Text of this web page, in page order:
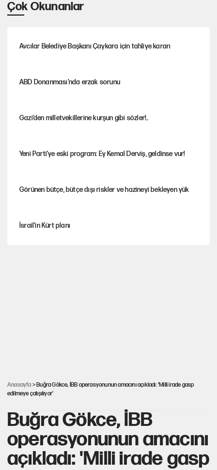
Çok Okunanlar
Avcılar Belediye Başkanı Çaykara için tahliye kararı
ABD Donanması’nda erzak sorunu
Gazi’den milletvekillerine kurşun gibi sözler!..
Yeni Parti'ye eski program: Ey Kemal Derviş, geldinse vur!
Görünen bütçe, bütçe dışı riskler ve hazineyi bekleyen yük
İsrail’in Kürt planı
Anasayfa > Buğra Gökce, İBB operasyonunun amacını açıkladı: 'Milli irade gasp
edilmeye çalışılıyor'
Buğra Gökce, İBB
operasyonunun amacını
açıkladı: 'Milli irade gasp